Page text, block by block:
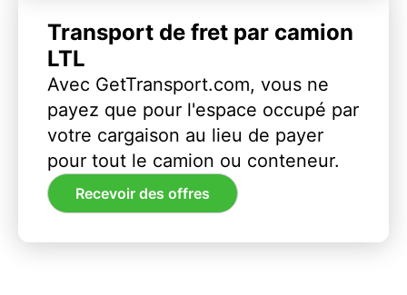
Transport de fret par camion
LTL
Avec GetTransport.com, vous ne
payez que pour l'espace occupé par
votre cargaison au lieu de payer
pour tout le camion ou conteneur.
Recevoir des offres